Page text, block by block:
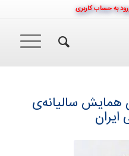
به حساب کاربری
همایش سالیانه‌ی